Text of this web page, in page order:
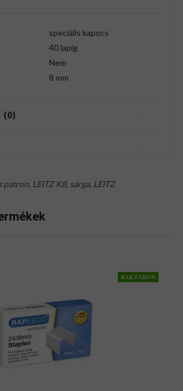
speciális kapocs
40 lapig
Nem
8 mm
(0)
patron, LEITZ K8, sárga, LEITZ
RAKTÁRON